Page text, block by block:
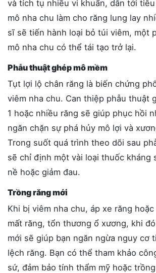
và tích tụ nhiều vi khuẩn, dẫn tới
mô nha chu làm cho răng lung lay
sĩ sẽ tiến hành loại bỏ túi viêm, một
mô nha chu có thể tái tạo trở lại.
Phẫu thuật ghép mô mềm
Tụt lợi lộ chân răng là biến chứng
viêm nha chu. Can thiệp phẫu thuật
1 hoặc nhiều răng sẽ giúp phục hồi
ngăn chặn sự phá hủy mô lợi và
Trong suốt quá trình theo dõi sau
sẽ chỉ định một vài loại thuốc kháng
nề hoặc giảm đau.
Trồng răng mới
Khi bị viêm nha chu, áp xe răng
mất răng, tổn thương ổ xương, khi
mới sẽ giúp bạn ngăn ngừa nguy cơ
lệch răng. Bạn có thể tham khảo
sứ, đảm bảo tính thẩm mỹ hoặc